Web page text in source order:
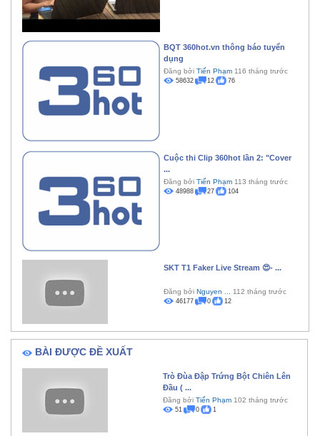
BQT 360hot.vn thông báo tuyển
dụng
Đăng bởi Tiến Phạm 116 tháng trước
58632 12 76
Cuộc thi Clip 360hot lần 2: "Cover
...
Đăng bởi Tiến Phạm 113 tháng trước
48988 27 104
SKT T1 Faker Live Stream 😍- ...
Đăng bởi Nguyen ... 112 tháng trước
46177 0 12
BÀI ĐƯỢC ĐỀ XUẤT
Trò Đùa Đập Trứng Bột Chiên Lên
Đầu ( ...
Đăng bởi Tiến Phạm 102 tháng trước
51 0 1